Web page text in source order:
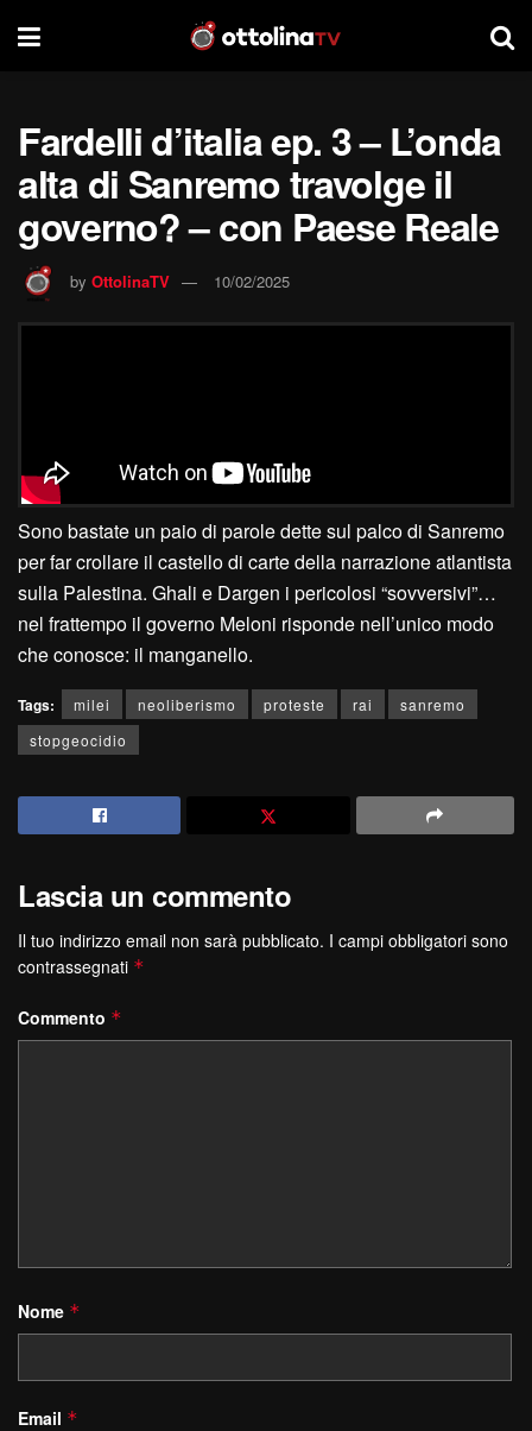
Fardelli d’italia ep. 3 – L’onda
alta di Sanremo travolge il
governo? – con Paese Reale
by OttolinaTV 10/02/2025
Sono bastate un paio di parole dette sul palco di Sanremo
per far crollare il castello di carte della narrazione atlantista
sulla Palestina. Ghali e Dargen i pericolosi “sovversivi”…
nel frattempo il governo Meloni risponde nell’unico modo
che conosce: il manganello.
Tags: milei neoliberismo proteste rai
sanremo
stopgeocidio
Lascia un commento
Il tuo indirizzo email non sarà pubblicato. I campi obbligatori sono
contrassegnati *
Commento *
Nome *
Email *